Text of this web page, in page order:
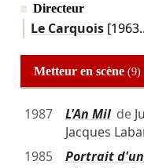
Directeur
Le Carquois
Metteur en scène(9)
1987 L'An Milde
Jacques
1985
Portrait d'un